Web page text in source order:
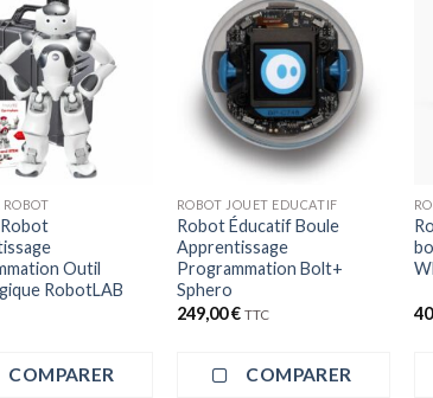
ROBOT
Outil
RobotLAB
COMPARER
ROBOT JOUET EDUCATIF
Robot Éducatif Boule
Apprentissage
Programmation Bolt+
Sphero
249,00€ TTC
COMPARER